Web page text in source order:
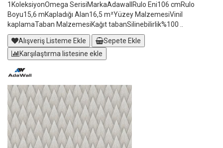
1KoleksiyonOmega SerisiMarkaAdawallRulo Eni106 cmRulo
Boyu15,6 mKapladığı Alan16,5 m²Yüzey MalzemesiVinil
kaplamaTaban MalzemesiKağıt tabanSilinebilirlik%100 ..
Alışveriş Listeme Ekle
Sepete Ekle
Karşılaştırma listesine ekle